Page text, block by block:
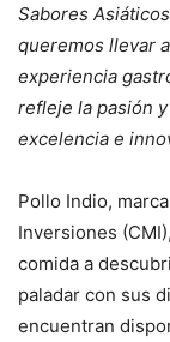
Sabores
queremos llevar
experiencia
refleje la pasión
excelencia e
Pollo Indio,
Inversiones
comida a
paladar con sus
encuentran